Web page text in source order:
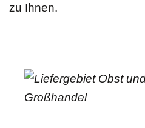
zu Ihnen.